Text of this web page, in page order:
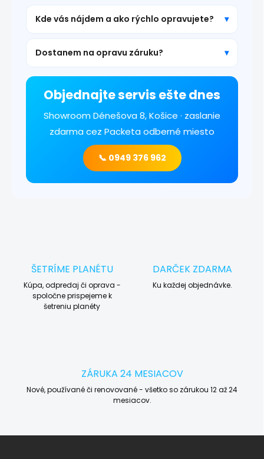
Kde vás nájdem a ako rýchlo opravujete?
Dostanem na opravu záruku?
Objednajte servis ešte dnes
Showroom Dénešova 8, Košice · zaslanie
zdarma cez Packeta odberné miesto
📞 0949 376 962
ŠETRÍME PLANÉTU
Kúpa, odpredaj či oprava -
spoločne prispejeme k
šetreniu planéty
DARČEK ZDARMA
Ku každej objednávke.
ZÁRUKA 24 MESIACOV
Nové, používané či renovované - všetko so zárukou 12 až 24
mesiacov.